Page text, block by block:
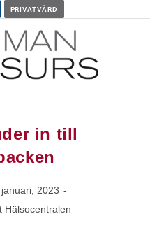
PRIVATVÅRD
in till
2023
Hälsocentralen